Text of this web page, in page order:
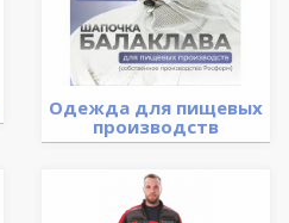
Одежда для пищевых
производств